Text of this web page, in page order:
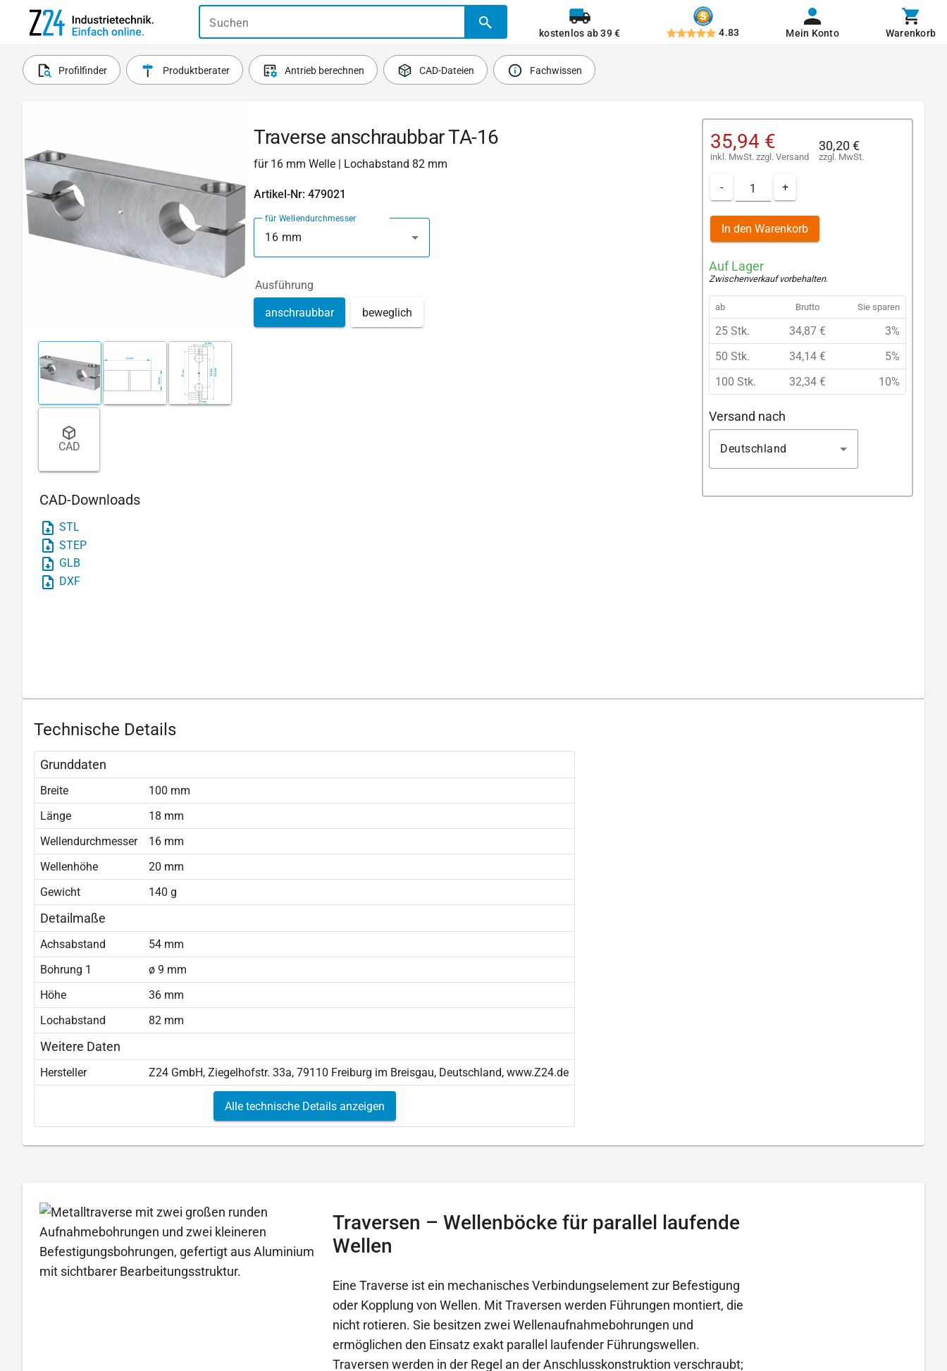
Suchen
kostenlos ab 39 € 4.83 Mein Konto Warenkorb
Profilfinder Produktberater Antrieb berechnen CAD-Dateien Fachwissen
CAD
CAD-Downloads
STL
STEP
GLB
DXF
Traverse anschraubbar TA-16
für 16 mm Welle | Lochabstand 82 mm
Artikel-Nr: 479021
für Wellendurchmesser
16 mm
Ausführung
anschraubbar beweglich
35,94 €
inkl. MwSt. zzgl. Versand
30,20 €
zzgl. MwSt.
- +
In den Warenkorb
Auf Lager
Zwischenverkauf vorbehalten.
ab Brutto Sie sparen
25 Stk. 34,87 €
3%
50 Stk.
34,14 €
5%
100 Stk.
32,34 € 10%
Versand nach
Deutschland
Technische Details
Grunddaten
Breite
100 mm
Länge
18 mm
Wellendurchmesser
16 mm
Wellenhöhe
20 mm
Gewicht
140 g
Detailmaße
Achsabstand
54 mm
Bohrung 1
ø 9 mm
Höhe
36 mm
Lochabstand
82 mm
Weitere Daten
Hersteller Z24 GmbH, Ziegelhofstr. 33a, 79110 Freiburg im Breisgau, Deutschland, www.Z24.de
Alle technische Details anzeigen
Traversen – Wellenböcke für parallel laufende
Wellen
Eine Traverse ist ein mechanisches Verbindungselement zur Befestigung
oder Kopplung von Wellen. Mit Traversen werden Führungen montiert, die
nicht rotieren. Sie besitzen zwei Wellenaufnahmebohrungen und
ermöglichen den Einsatz exakt parallel laufender Führungswellen.
Traversen werden in der Regel an der Anschlusskonstruktion verschraubt;